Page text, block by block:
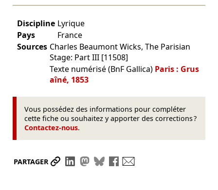
Discipline Lyrique
Pays
France
Sources Charles Beaumont Wicks, The Parisian
Stage: Part III [11508]
Texte numérisé (BnF Gallica) Paris : Grus
aîné, 1853
Vous possédez des informations pour compléter
cette fiche ou souhaitez y apporter des corrections ?
Contactez-nous.
PARTAGER Partager le lien
Partager sur LinkedIn
Partager sur Mastodon
Partager sur Bluesky
Partager sur Facebook